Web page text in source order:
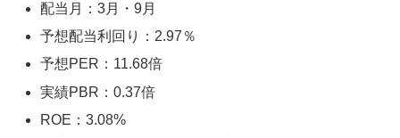
配当月：3月・9月
予想配当利回り：2.97％
予想PER：11.68倍
実績PBR：0.37倍
ROE：3.08%